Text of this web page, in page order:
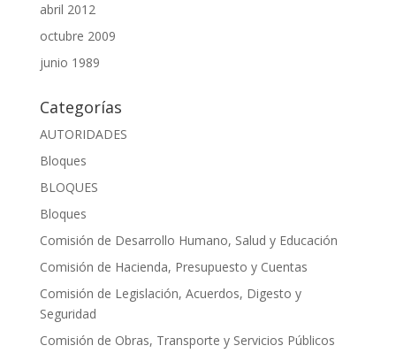
abril 2012
octubre 2009
junio 1989
Categorías
AUTORIDADES
Bloques
BLOQUES
Bloques
Comisión de Desarrollo Humano, Salud y Educación
Comisión de Hacienda, Presupuesto y Cuentas
Comisión de Legislación, Acuerdos, Digesto y
Seguridad
Comisión de Obras, Transporte y Servicios Públicos